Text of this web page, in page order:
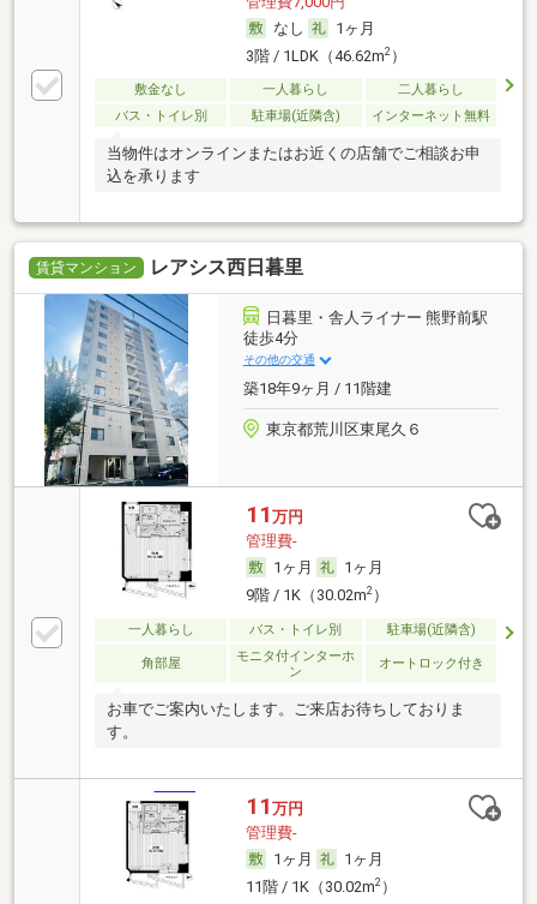
なし
1ヶ月
3階 / 1LDK（46.62m2）
敷金なし 一人暮らし
二人暮らし
バス・トイレ別
駐車場(近隣含) インターネット無料
当物件はオンラインまたはお近くの店舗でご相談お申
込を承ります
賃貸マンション レアシス西日暮里
日暮里・舎人ライナー 熊野前駅
徒歩4分
その他の交通
築18年9ヶ月 / 11階建
東京都荒川区東尾久６
11 万円
管理費-
1ヶ月
1ヶ月
9階 / 1K（30.02m2）
一人暮らし バス・トイレ別 駐車場(近隣含)
角部屋
モニタ付インターホ
ン
オートロック付き
お車でご案内いたします。ご来店お待ちしておりま
す。
11 万円
管理費-
1ヶ月
1ヶ月
11階 / 1K（30.02m2）